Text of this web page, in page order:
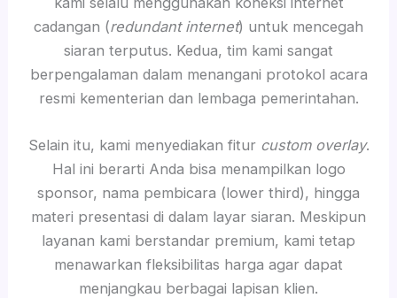
cadangan (redundant internet) untuk mencegah
siaran terputus. Kedua, tim kami sangat
berpengalaman dalam menangani protokol acara
resmi kementerian dan lembaga pemerintahan.
Selain itu, kami menyediakan fitur custom overlay.
Hal ini berarti Anda bisa menampilkan logo
sponsor, nama pembicara (lower third), hingga
materi presentasi di dalam layar siaran. Meskipun
layanan kami berstandar premium, kami tetap
menawarkan fleksibilitas harga agar dapat
menjangkau berbagai lapisan klien.